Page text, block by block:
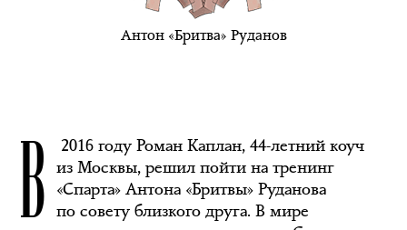
Антон «Бритва» Руданов
В
2016 году Роман Каплан, 44-летний коуч
из Москвы, решил пойти на тренинг
«Спарта» Антона «Бритвы» Руданова
по совету близкого друга. В мире